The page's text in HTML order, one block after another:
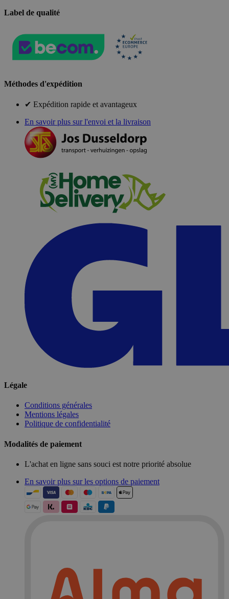
Label de qualité
Méthodes d'expédition
✔ Expédition rapide et avantageux
En savoir plus sur l'envoi et la livraison
Légale
Conditions générales
Mentions légales
Politique de confidentialité
Modalités de paiement
L'achat en ligne sans souci est notre priorité absolue
En savoir plus sur les options de paiement